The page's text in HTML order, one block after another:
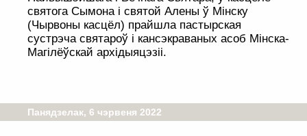
святога Сымона і святой Алены ў Мінску
(Чырвоны касцёл) прайшла пастырская
сустрэча святароў і кансэкраваных асоб Мінска-
Магілёўскай архідыяцэзіі.
Панядзелак, 6 чэрвеня 2022